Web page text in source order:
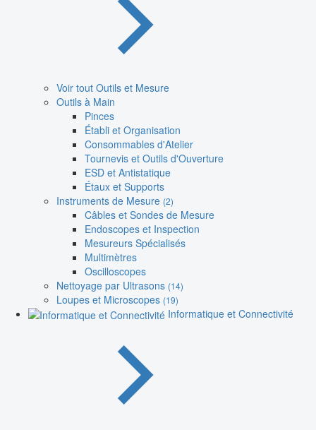
Voir tout Outils et Mesure
Outils à Main
Pinces
Établi et Organisation
Consommables d'Atelier
Tournevis et Outils d'Ouverture
ESD et Antistatique
Étaux et Supports
Instruments de Mesure (2)
Câbles et Sondes de Mesure
Endoscopes et Inspection
Mesureurs Spécialisés
Multimètres
Oscilloscopes
Nettoyage par Ultrasons (14)
Loupes et Microscopes (19)
Informatique et Connectivité